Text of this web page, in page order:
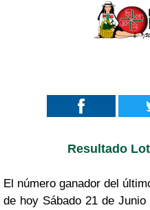
Resultado
El número ganador del
de hoy Sábado 21 de